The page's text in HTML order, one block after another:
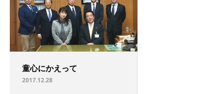
童心にかえって
2017.12.28